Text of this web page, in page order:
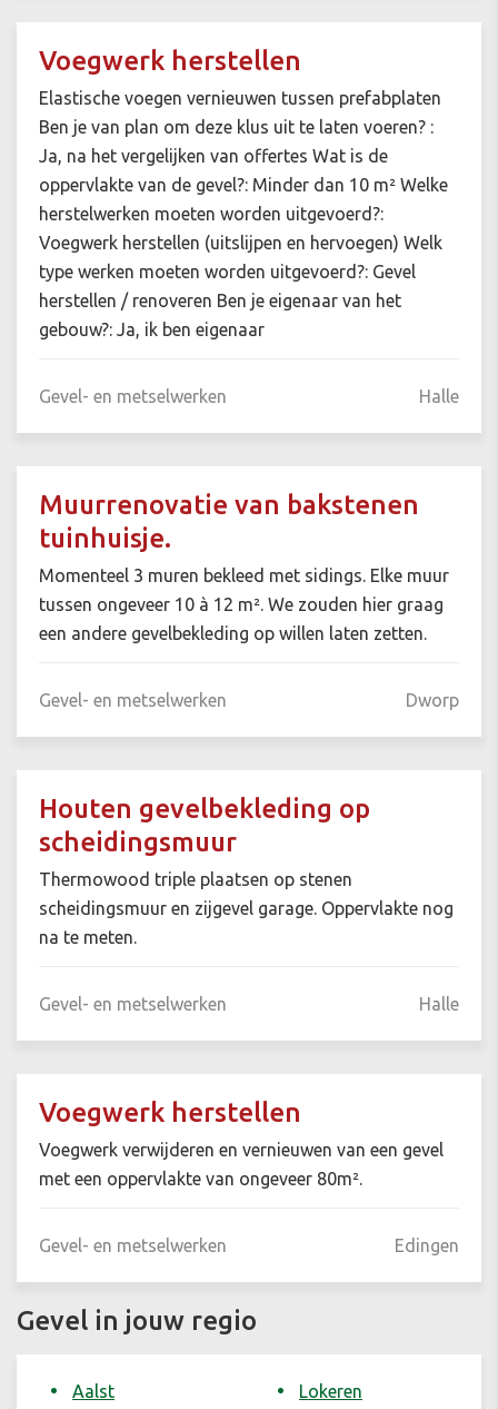
Voegwerk herstellen
Elastische voegen vernieuwen tussen prefabplaten
Ben je van plan om deze klus uit te laten voeren? :
Ja, na het vergelijken van offertes Wat is de
oppervlakte van de gevel?: Minder dan 10 m² Welke
herstelwerken moeten worden uitgevoerd?:
Voegwerk herstellen (uitslijpen en hervoegen) Welk
type werken moeten worden uitgevoerd?: Gevel
herstellen / renoveren Ben je eigenaar van het
gebouw?: Ja, ik ben eigenaar
Gevel- en metselwerken Halle
Muurrenovatie van bakstenen
tuinhuisje.
Momenteel 3 muren bekleed met sidings. Elke muur
tussen ongeveer 10 à 12 m². We zouden hier graag
een andere gevelbekleding op willen laten zetten.
Gevel- en metselwerken Dworp
Houten gevelbekleding op
scheidingsmuur
Thermowood triple plaatsen op stenen
scheidingsmuur en zijgevel garage. Oppervlakte nog
na te meten.
Gevel- en metselwerken Halle
Voegwerk herstellen
Voegwerk verwijderen en vernieuwen van een gevel
met een oppervlakte van ongeveer 80m².
Gevel- en metselwerken Edingen
Gevel in jouw regio
Aalst
Lokeren